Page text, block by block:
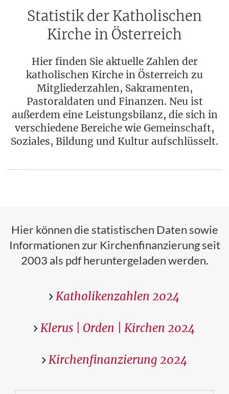
Statistik der Katholischen
Kirche in Österreich
Hier finden Sie aktuelle Zahlen der
katholischen Kirche in Österreich zu
Mitgliederzahlen, Sakramenten,
Pastoraldaten und Finanzen. Neu ist
außerdem eine Leistungsbilanz, die sich in
verschiedene Bereiche wie Gemeinschaft,
Soziales, Bildung und Kultur aufschlüsselt.
Hier können die statistischen Daten sowie
Informationen zur Kirchenfinanzierung seit
2003 als pdf heruntergeladen werden.
Katholikenzahlen 2024
Klerus | Orden | Kirchen 2024
Kirchenfinanzierung 2024